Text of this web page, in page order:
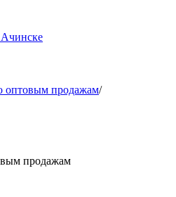
оптовым продажам/
продажам